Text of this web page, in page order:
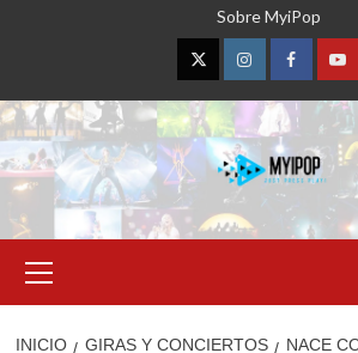
Sobre MyiPop
TwitterInstagramFacebook
primario
INICIO GIRAS Y CONCIERTOS
NACE